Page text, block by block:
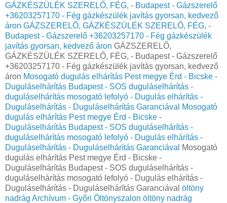
GÁZKÉSZÜLÉK SZERELŐ, FÉG, - Budapest - Gázszerelő
+36203257170 - Fég gázkészülék javítás gyorsan, kedvező
áron GÁZSZERELŐ, GÁZKÉSZÜLÉK SZERELŐ, FÉG, -
Budapest - Gázszerelő +36203257170 - Fég gázkészülék
javítás gyorsan, kedvező áron GÁZSZERELŐ,
GÁZKÉSZÜLÉK SZERELŐ, FÉG, - Budapest - Gázszerelő
+36203257170 - Fég gázkészülék javítás gyorsan, kedvező
áron Mosogató dugulás elhárítás Pest megye Érd - Bicske -
Duguláselhárítás Budapest - SOS duguláselhárítás -
duguláselhárítás mosogató lefolyó - Dugulás elhárítás -
Duguláselhárítás - Duguláselhárítás Garanciával
Mosogató
dugulás elhárítás Pest megye Érd - Bicske -
Duguláselhárítás Budapest - SOS duguláselhárítás -
duguláselhárítás mosogató lefolyó - Dugulás elhárítás -
Duguláselhárítás - Duguláselhárítás Garanciával
Mosogató
dugulás elhárítás Pest megye Érd - Bicske -
Duguláselhárítás Budapest - SOS duguláselhárítás -
duguláselhárítás mosogató lefolyó - Dugulás elhárítás -
Duguláselhárítás - Duguláselhárítás Garanciával öltöny
nadrág Archívum - Győri Öltönyszalon öltöny nadrág